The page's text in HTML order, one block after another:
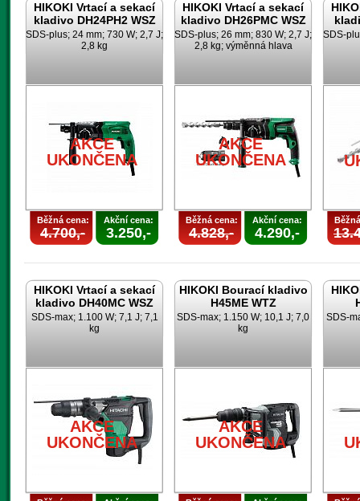
HIKOKI Vrtací a sekací
kladivo DH24PH2 WSZ
SDS-plus; 24 mm; 730 W; 2,7 J;
2,8 kg
AKCE
UKONČENA
Běžná cena:
4.700,-
Akční cena:
3.250,-
HIKOKI Vrtací a sekací
kladivo DH26PMC WSZ
SDS-plus; 26 mm; 830 W; 2,7 J;
2,8 kg; výměnná hlava
AKCE
UKONČENA
Běžná cena:
4.828,-
Akční cena:
4.290,-
SDS-
HIKOKI Vrtací a sekací
kladivo DH40MC WSZ
SDS-max; 1.100 W; 7,1 J; 7,1
kg
AKCE
UKONČENA
HIKOKI Bourací kladivo
H45ME WTZ
SDS-max; 1.150 W; 10,1 J; 7,0
kg
AKCE
UKONČENA
SDS-